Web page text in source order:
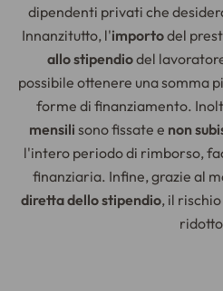
dipendenti privati che
Innanzitutto, l'importodel
allo stipendiodel
possibile ottenere una somma
forme di finanziamento.
mensili sono fissate e non
l'intero periodo di rimborso,
finanziaria. Infine, grazie al
diretta dello stipendio, il